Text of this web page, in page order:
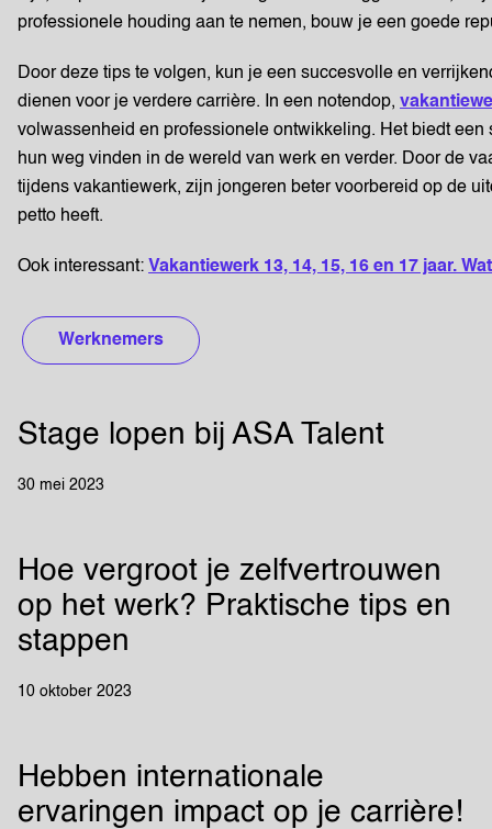
professionele houding aan te nemen, bouw je een goede
Door deze tips te volgen, kun je een succesvolle en
dienen voor je verdere carrière. In een notendop,
volwassenheid en professionele ontwikkeling. Het biedt
hun weg vinden in de wereld van werk en verder. Door de
tijdens vakantiewerk, zijn jongeren beter voorbereid op de
petto heeft.
Ook interessant: Vakantiewerk 13, 14, 15, 16 en 17 jaar.
Werknemers
Stage lopen bij ASA Talent
30 mei 2023
Hoe vergroot je zelfvertrouwen
op het werk? Praktische tips en
stappen
10 oktober 2023
Hebben internationale
ervaringen impact op je carrière!